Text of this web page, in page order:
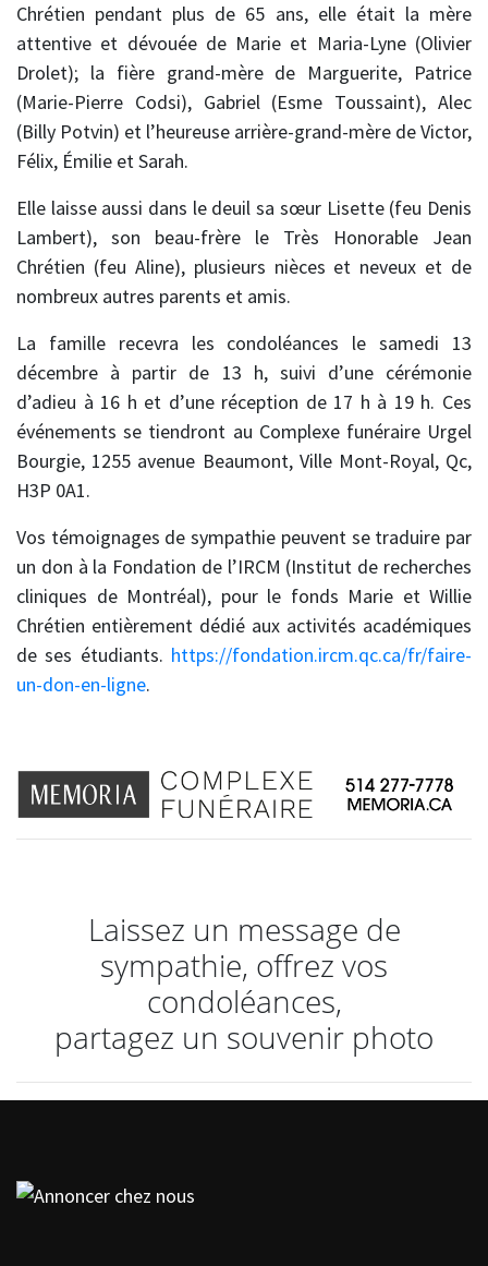
Chrétien pendant plus de 65 ans, elle était la mère
attentive et dévouée de Marie et Maria-Lyne (Olivier
Drolet); la fière grand-mère de Marguerite, Patrice
(Marie-Pierre Codsi), Gabriel (Esme Toussaint), Alec
(Billy Potvin) et l’heureuse arrière-grand-mère de Victor,
Félix, Émilie et Sarah.
Elle laisse aussi dans le deuil sa sœur Lisette (feu Denis
Lambert), son beau-frère le Très Honorable Jean
Chrétien (feu Aline), plusieurs nièces et neveux et de
nombreux autres parents et amis.
La famille recevra les condoléances le samedi 13
décembre à partir de 13 h, suivi d’une cérémonie
d’adieu à 16 h et d’une réception de 17 h à 19 h. Ces
événements se tiendront au Complexe funéraire Urgel
Bourgie, 1255 avenue Beaumont, Ville Mont-Royal, Qc,
H3P 0A1.
Vos témoignages de sympathie peuvent se traduire par
un don à la Fondation de l’IRCM (Institut de recherches
cliniques de Montréal), pour le fonds Marie et Willie
Chrétien entièrement dédié aux activités académiques
de ses étudiants. https://fondation.ircm.qc.ca/fr/faire-
un-don-en-ligne.
Laissez un message de
sympathie, offrez vos
condoléances,
partagez un souvenir photo